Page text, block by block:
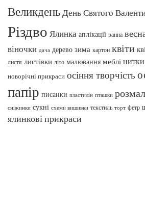
Великдень День Святого
Різдво Ялинка аплікації ванна
віночки дача дерево зима картон квіти
листя листівки літо малювання меблі нитки
новорічні прикраси осіння творчість
папір писанки пластилін пташки
сніжинки сукні схеми вишивки текстиль торт фетр
ялинкові прикраси